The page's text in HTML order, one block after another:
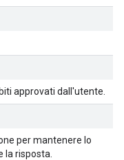
approvati dall'utente.
per mantenere lo
risposta.